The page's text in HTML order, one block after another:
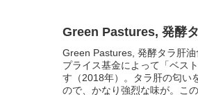
Green Pastures, 発酵
Green Pastures, 発酵タラ肝
プライス基金によって「ベス
す（2018年）。タラ肝の匂い
ので、かなり強烈な味が。この